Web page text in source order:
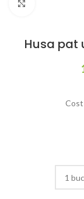
Husa pat
Cost